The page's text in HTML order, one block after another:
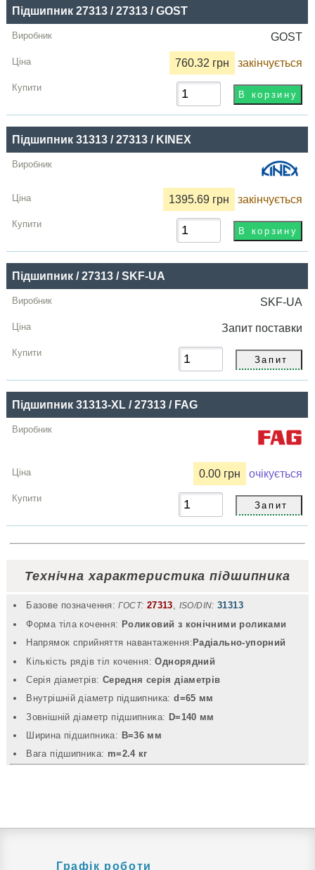
Підшипник 27313 / 27313 / GOST
GOST
760.32 грн закінчується
Підшипник 31313 / 27313 / KINEX
1395.69 грн закінчується
Підшипник / 27313 / SKF-UA
SKF-UA
Запит поставки
Підшипник 31313-XL / 27313 / FAG
0.00 грн очікується
Технічна характеристика підшипника
Базове позначення: ГОСТ: 27313, ISO/DIN: 31313
Форма тіла кочення: Роликовий з конічними роликами
Напрямок сприйняття навантаження: Радіально-упорний
Кількість рядів тіл кочення:Однорядний
Серія діаметрів: Середня серія діаметрів
Внутрішній діаметр підшипника:d=65 мм
Зовнішній діаметр підшипника: D=140 мм
Ширина підшипника: B=36 мм
Вага підшипника: m=2.4 кг
Графік роботи